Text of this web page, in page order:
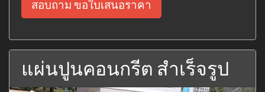
สอบถาม ขอใบเสนอราคา
แผ่นปูนคอนกรีต สำเร็จรูป